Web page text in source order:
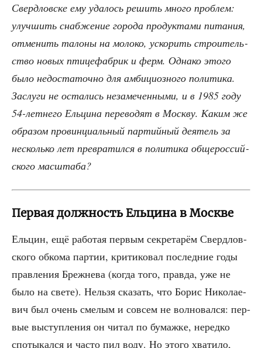
Сверд­лов­ске ему уда­лось решить мно­го про­блем:
улуч­шить снаб­же­ние горо­да про­дук­та­ми пита­ния,
отме­нить тало­ны на моло­ко, уско­рить стро­и­тель­
ство новых пти­це­фаб­рик и ферм. Одна­ко это­го
было недо­ста­точ­но для амби­ци­оз­но­го поли­ти­ка.
Заслу­ги не оста­лись неза­ме­чен­ны­ми, и в 1985 году
54-лет­не­го Ель­ци­на пере­во­дят в Моск­ву. Каким же
обра­зом про­вин­ци­аль­ный пар­тий­ный дея­тель за
несколь­ко лет пре­вра­тил­ся в поли­ти­ка обще­рос­сий­
ско­го масштаба?
Первая должность Ельцина в Москве
Ель­цин, ещё рабо­тая пер­вым сек­ре­та­рём Сверд­лов­
ско­го обко­ма пар­тии, кри­ти­ко­вал послед­ние годы
прав­ле­ния Бреж­не­ва (когда того, прав­да, уже не
было на све­те). Нель­зя ска­зать, что Борис Нико­ла­е­
вич был очень сме­лым и совсем не вол­но­вал­ся: пер­
вые выступ­ле­ния он читал по бумаж­ке, неред­ко
спо­ты­кал­ся и часто пил воду. Но это­го хва­ти­ло,